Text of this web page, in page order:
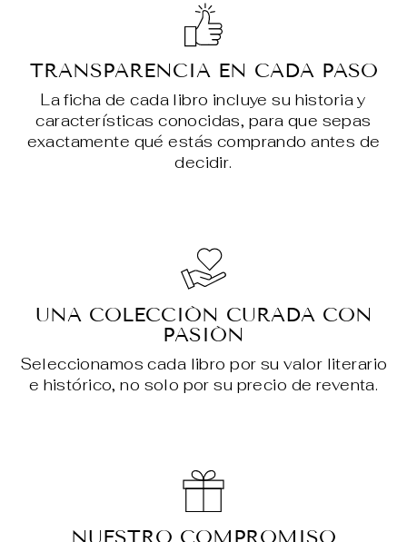
TRANSPARENCIA EN CADA PASO
La ficha de cada libro incluye su historia y
características conocidas, para que sepas
exactamente qué estás comprando antes de
decidir.
UNA COLECCIÓN CURADA CON
PASIÓN
Seleccionamos cada libro por su valor literario
e histórico, no solo por su precio de reventa.